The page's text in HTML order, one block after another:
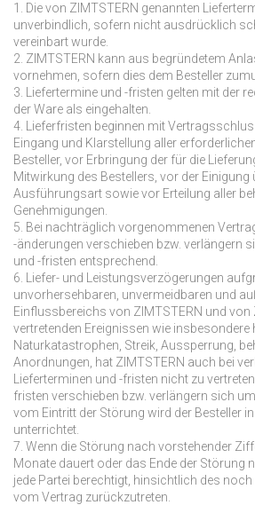
1. Die von ZIMTSTERN genannten
unverbindlich, sofern nicht ausdrücklich
vereinbart wurde.
2. ZIMTSTERN kann aus begründetem
vornehmen, sofern dies dem Besteller
3. Liefertermine und -fristen gelten mit der
der Ware als eingehalten.
4. Lieferfristen beginnen mit
Eingang und Klarstellung aller
Besteller, vor Erbringung der für die
Mitwirkung des Bestellers, vor der Einigung
Ausführungsart sowie vor Erteilung aller
Genehmigungen.
5. Bei nachträglich vorgenommenen
-änderungen verschieben bzw. verlängern
und -fristen entsprechend.
6. Liefer- und Leistungsverzögerungen
unvorhersehbaren, unvermeidbaren und
Einflussbereichs von ZIMTSTERN und von
vertretenden Ereignissen wie insbesondere
Naturkatastrophen, Streik, Aussperrung,
Anordnungen, hat ZIMTSTERN auch bei
Lieferterminen und -fristen nicht zu
fristen verschieben bzw. verlängern sich
vom Eintritt der Störung wird der Besteller
unterrichtet.
7. Wenn die Störung nach vorstehender
Monate dauert oder das Ende der Störung
jede Partei berechtigt, hinsichtlich des
vom Vertrag zurückzutreten.